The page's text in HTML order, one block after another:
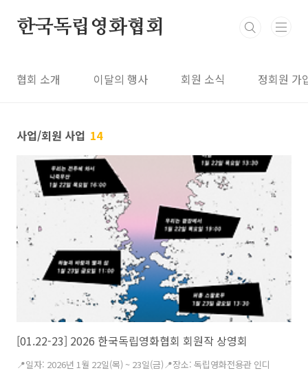
한국독립영화협회
협회 소개 이달의 행사 회원 소식 정회원 가
사업/회원 사업 14
[01.22-23] 2026 한국독립영화협회 회원작 상영회
📍일자: 2026년 1월 22일(목) ~ 23일(금)📍장소: 독립영화전용관 인디